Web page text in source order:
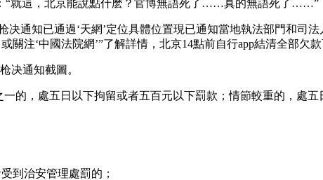
就這，北京能說點什麽？官博無語死了……真的無語死了……”
知已通過‘天網’定位具體位置現已通知當地執法部門和司法
注‘中國法院網’”了解詳情，北京14點前自行app結清全部欠
决通知截圖。
，處五日以下拘留或者五百元以下罰款；情節較重的，處五
到治安管理處罰的；